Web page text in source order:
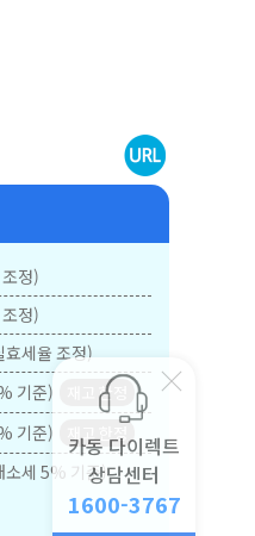
정)
정)
세율 조정)
기준)
기준)
세 5% 기준)
카동 다이렉트
상담센터
1600-3767